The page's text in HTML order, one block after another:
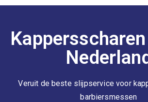
Veruit de beste slijpservice voor
barbiersmessen